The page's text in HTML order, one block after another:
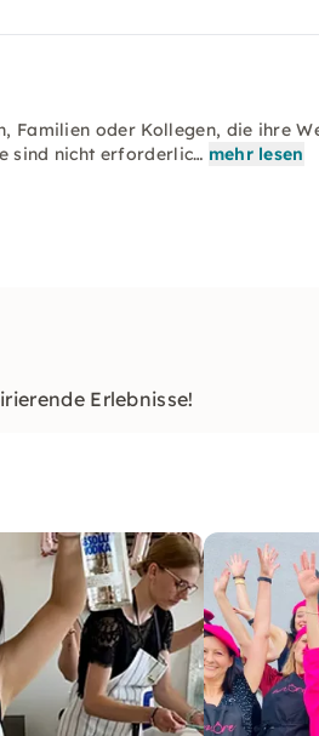
Familien oder Kollegen, die ihre
sind nicht erforderlic… mehr lesen
Erlebnisse!